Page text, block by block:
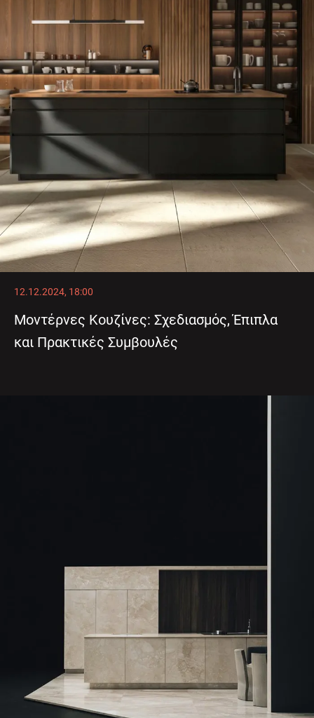
12.12.2024, 18:00
Μοντέρνες Κουζίνες: Σχεδιασμός, Έπιπλα
και Πρακτικές Συμβουλές